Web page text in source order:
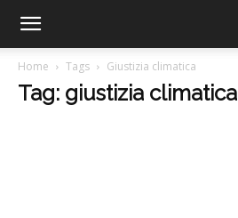
Home Tags Giustizia climatica
Tag: giustizia climatica